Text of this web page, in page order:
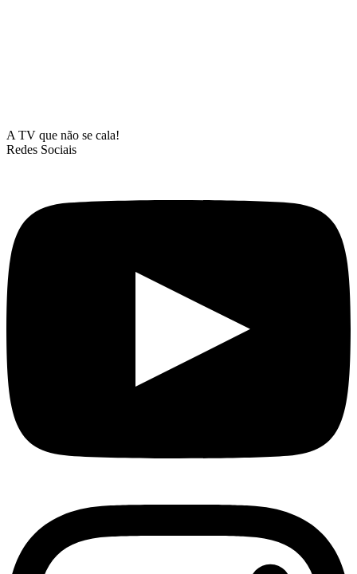
A TV que não se cala!
Redes Sociais